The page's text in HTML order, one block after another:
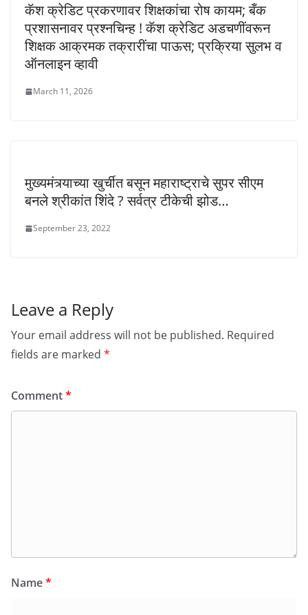
कॅश क्रेडिट प्रकरणावर शिक्षकांचा रोष कायम; बँक
प्रशासनावर प्रश्नचिन्ह ! कॅश क्रेडिट अडचणींवरून
शिक्षक आक्रमक तक्रारींचा पाऊस; प्रक्रिया सुलभ व
ऑनलाइन व्हावी
March 11, 2026
मुख्यमंत्र्याच्या खुर्चीत बसून महाराष्ट्राचे सुपर सीएम
बनले श्रीकांत शिंदे ? सर्वत्र टीकेची झोड…
September 23, 2022
Leave a Reply
Your email address will not be published. Required
fields are marked *
Comment*
Name*